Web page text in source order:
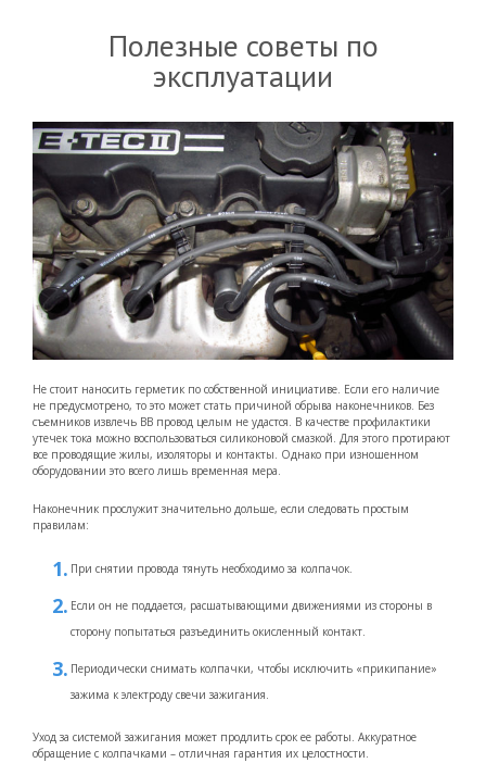
Полезные советы по
эксплуатации
Не стоит наносить герметик по собственной инициативе. Если его наличие
не предусмотрено, то это может стать причиной обрыва наконечников. Без
съемников извлечь ВВ провод целым не удастся. В качестве профилактики
утечек тока можно воспользоваться силиконовой смазкой. Для этого протирают
все проводящие жилы, изоляторы и контакты. Однако при изношенном
оборудовании это всего лишь временная мера.
Наконечник прослужит значительно дольше, если следовать простым
правилам:
При снятии провода тянуть необходимо за колпачок.
Если он не поддается, расшатывающими движениями из стороны в
сторону попытаться разъединить окисленный контакт.
Периодически снимать колпачки, чтобы исключить «прикипание»
зажима к электроду свечи зажигания.
Уход за системой зажигания может продлить срок ее работы. Аккуратное
обращение с колпачками – отличная гарантия их целостности.